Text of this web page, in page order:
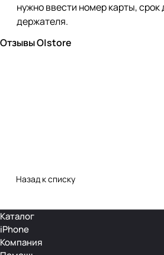
нужно ввести номер карты, срок
держателя.
Отзывы O|store
Назад к списку
Каталог
iPhone
Компания